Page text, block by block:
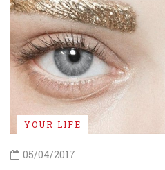
YOUR LIFE
05/04/2017